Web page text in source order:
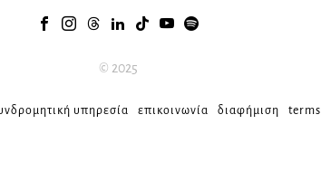
© 2025
υπηρεσία επικοινωνία διαφήμιση